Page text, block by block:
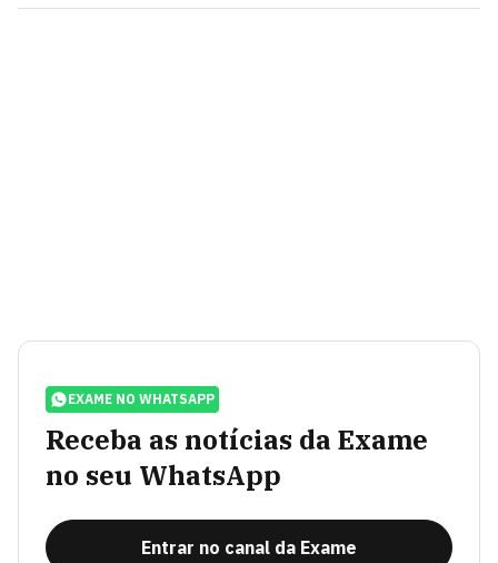
EXAME NO WHATSAPP
Receba as notícias da Exame
no seu WhatsApp
Entrar no canal da Exame